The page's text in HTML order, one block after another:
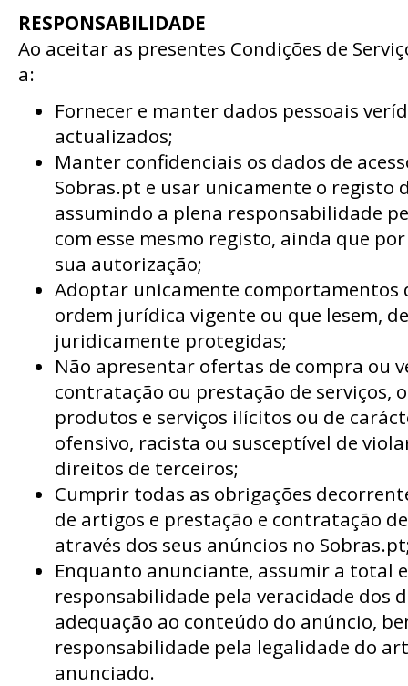
RESPONSABILIDADE
Ao aceitar as presentes Condições de
a:
Fornecer e manter dados pessoais
actualizados;
Manter confidenciais os dados de
Sobras.pt e usar unicamente o registo
assumindo a plena responsabilidade
com esse mesmo registo, ainda que
sua autorização;
Adoptar unicamente comportamentos
ordem jurídica vigente ou que lesem,
juridicamente protegidas;
Não apresentar ofertas de compra ou
contratação ou prestação de serviços,
produtos e serviços ilícitos ou de
ofensivo, racista ou susceptível de
direitos de terceiros;
Cumprir todas as obrigações
de artigos e prestação e contratação
através dos seus anúncios no
Enquanto anunciante, assumir a total
responsabilidade pela veracidade dos
adequação ao conteúdo do anúncio,
responsabilidade pela legalidade do
anunciado.